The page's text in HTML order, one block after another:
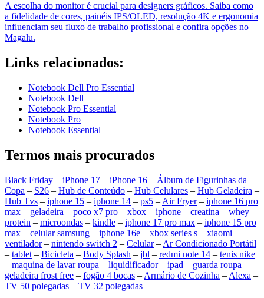
A escolha do monitor é crucial para designers gráficos. Saiba como
a fidelidade de cores, painéis IPS/OLED, resolução 4K e ergonomia
influenciam seu fluxo de trabalho profissional e confira opções no
Magalu.
Links relacionados:
Notebook Dell Pro Essential
Notebook Dell
Notebook Pro Essential
Notebook Pro
Notebook Essential
Termos mais procurados
Black Friday – iPhone 17 – iPhone 16 – Álbum de Figurinhas da
Copa – S26 – Hub de Conteúdo – Hub Celulares – Hub Geladeira –
Hub Tvs – iphone 15 – iphone 14 – ps5 – Air Fryer– iphone 16 pro
max – geladeira – poco x7 pro – xbox – iphone – creatina – whey
protein – microondas – kindle – iphone 17 pro max – iphone 15 pro
max – celular samsung – iphone 16e – xbox series s – xiaomi –
ventilador– nintendo switch 2 – Celular– Ar Condicionado Portátil
– tablet – Bicicleta – Body Splash – jbl – redmi note 14 – tenis nike
– maquina de lavar roupa – liquidificador– ipad – guarda roupa –
geladeira frost free – fogão 4 bocas – Armário de Cozinha – Alexa –
TV 50 polegadas – TV 32 polegadas